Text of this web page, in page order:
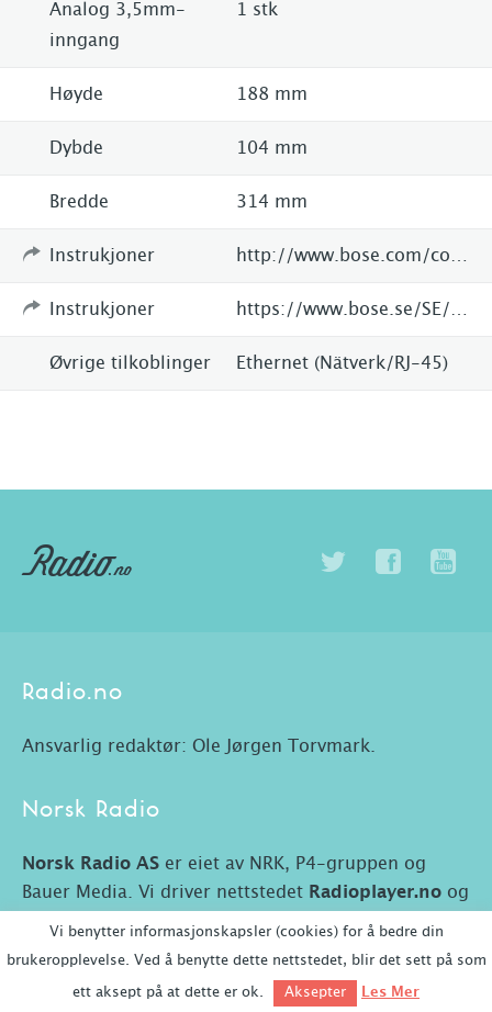
Analog 3,5mm-
inngang
1 stk
Høyde 188 mm
Dybde 104 mm
Bredde 314 mm
Instrukjoner
Instrukjoner
Øvrige tilkoblinger Ethernet (Nätverk/RJ-45)
Radio.no
Ansvarlig redaktør: Ole Jørgen Torvmark.
Norsk Radio
Norsk Radio AS er eiet av NRK, P4-gruppen og
Bauer Media. Vi driver nettstedet Radioplayer.no og
Vi benytter informasjonskapsler (cookies) for å bedre din
brukeropplevelse. Ved å benytte dette nettstedet, blir det sett på som
ett aksept på at dette er ok. Aksepter Les Mer